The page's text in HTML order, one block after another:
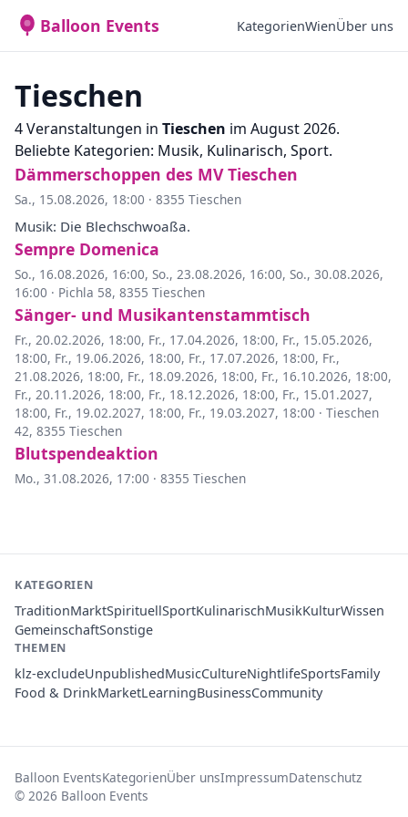
Balloon Events KategorienWienÜber uns
Tieschen
4 Veranstaltungen in Tieschen im August 2026.
Beliebte Kategorien: Musik, Kulinarisch, Sport.
Dämmerschoppen des MV Tieschen
Sa., 15.08.2026, 18:00 · 8355 Tieschen
Musik: Die Blechschwoaßa.
Sempre Domenica
So., 16.08.2026, 16:00, So., 23.08.2026, 16:00, So., 30.08.2026,
16:00 · Pichla 58, 8355 Tieschen
Sänger- und Musikantenstammtisch
Fr., 20.02.2026, 18:00, Fr., 17.04.2026, 18:00, Fr., 15.05.2026,
18:00, Fr., 19.06.2026, 18:00, Fr., 17.07.2026, 18:00, Fr.,
21.08.2026, 18:00, Fr., 18.09.2026, 18:00, Fr., 16.10.2026, 18:00,
Fr., 20.11.2026, 18:00, Fr., 18.12.2026, 18:00, Fr., 15.01.2027,
18:00, Fr., 19.02.2027, 18:00, Fr., 19.03.2027, 18:00 · Tieschen
42, 8355 Tieschen
Blutspendeaktion
Mo., 31.08.2026, 17:00 · 8355 Tieschen
KATEGORIEN
TraditionMarktSpirituellSportKulinarischMusikKulturWissen
GemeinschaftSonstige
THEMEN
klz-excludeUnpublishedMusicCultureNightlifeSportsFamily
Food & DrinkMarketLearningBusinessCommunity
Balloon EventsKategorienÜber unsImpressumDatenschutz
© 2026 Balloon Events